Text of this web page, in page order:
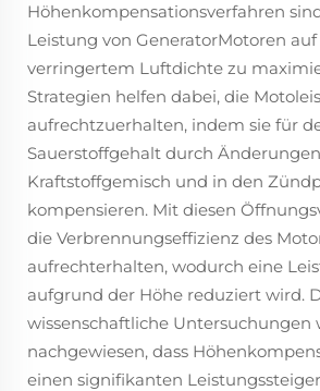
Höhenkompensationsverfahren
Leistung von GeneratorMotoren
verringertem Luftdichte zu
Strategien helfen dabei, die
aufrechtzuerhalten, indem sie für
Sauerstoffgehalt durch
Kraftstoffgemisch und in den
kompensieren. Mit diesen
die Verbrennungseffizienz des
aufrechterhalten, wodurch eine
aufgrund der Höhe reduziert wird.
wissenschaftliche Untersuchungen
nachgewiesen, dass
einen signifikanten